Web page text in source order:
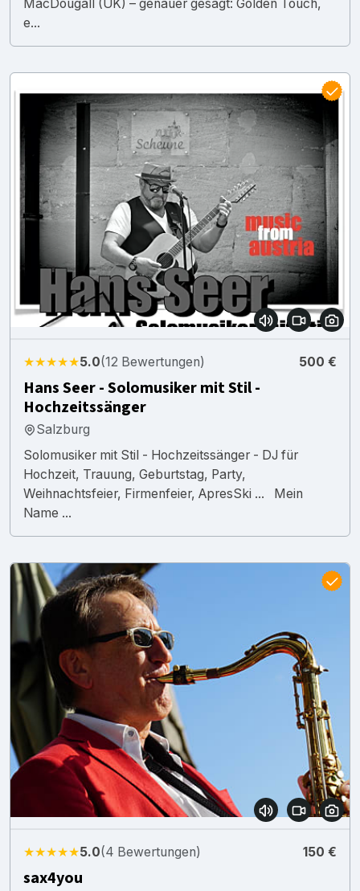
MacDougall (UK) – genauer gesagt: Golden Touch,
e...
★★★★★5.0(12 Bewertungen) 500 €
Hans Seer - Solomusiker mit Stil -
Hochzeitssänger
Salzburg
Solomusiker mit Stil - Hochzeitssänger - DJ für
Hochzeit, Trauung, Geburtstag, Party,
Weihnachtsfeier, Firmenfeier, ApresSki ... Mein
Name ...
★★★★★5.0(4 Bewertungen) 150 €
sax4you